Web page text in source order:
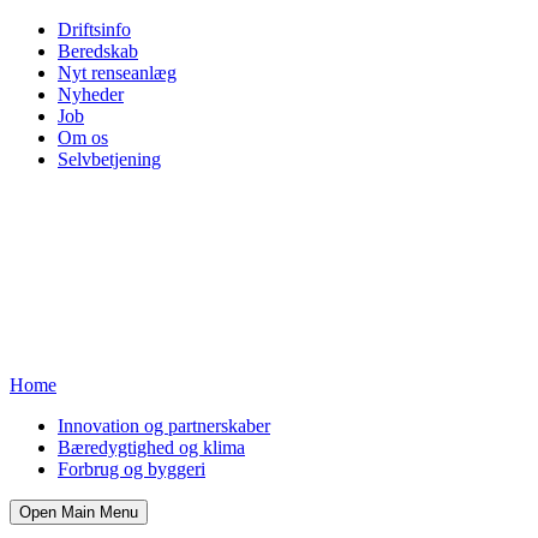
Driftsinfo
Beredskab
Nyt renseanlæg
Nyheder
Job
Om os
Selvbetjening
Home
Innovation og partnerskaber
Bæredygtighed og klima
Forbrug og byggeri
Open Main Menu